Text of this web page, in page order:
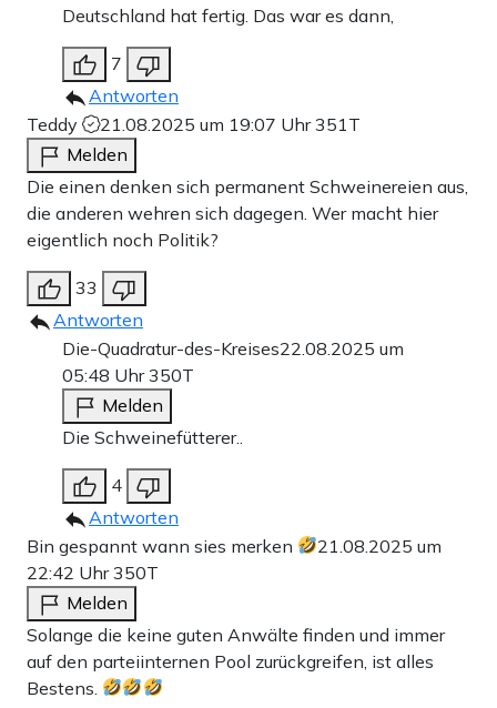
Deutschland hat fertig. Das war es dann,
7
Antworten
Teddy
21.08.2025 um 19:07 Uhr351T
Melden
Die einen denken sich permanent Schweinereien aus,
die anderen wehren sich dagegen. Wer macht hier
eigentlich noch Politik?
33
Antworten
Die-Quadratur-des-Kreises22.08.2025 um
05:48 Uhr350T
Melden
Die Schweinefütterer..
4
Antworten
Bin gespannt wann sies merken
21.08.2025 um
22:42 Uhr350T
Melden
Solange die keine guten Anwälte finden und immer
auf den parteiinternen Pool zurückgreifen, ist alles
Bestens.